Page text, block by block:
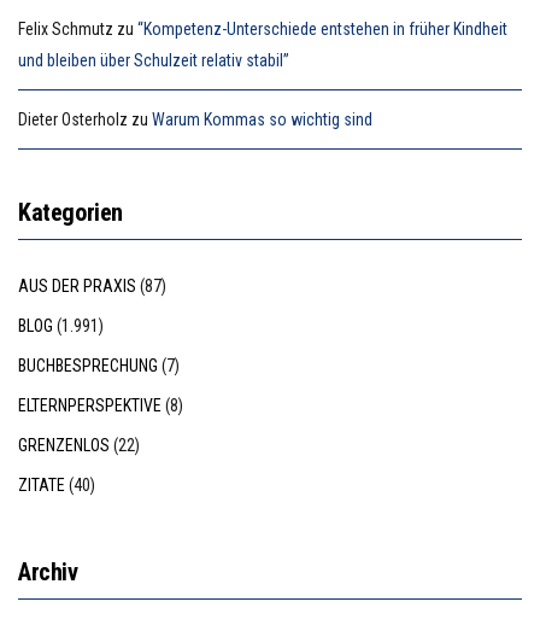
Felix Schmutz zu “Kompetenz-Unterschiede entstehen in früher Kindheit
und bleiben über Schulzeit relativ stabil”
Dieter Osterholz zu Warum Kommas so wichtig sind
Kategorien
AUS DER PRAXIS (87)
BLOG (1.991)
BUCHBESPRECHUNG (7)
ELTERNPERSPEKTIVE(8)
GRENZENLOS (22)
ZITATE(40)
Archiv